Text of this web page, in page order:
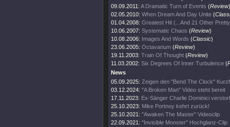
09.09.2011: A Dramatic Turn of Events (Review)
02.05.2010: When Dream And Day Unite (
01.04.2008: Greatest Hit (...And 21 Other
10.06.2007: Systematic Chaos (Review)
10.08.2006: Images And Words (Classic)
23.06.2005: Octavarium (Review)
19.11.2003: Train Of Thought (Review)
11.03.2002: Six Degrees Of Inner Turbulence (
News
05.09.2025: Zeigen den "Bend The Clock"
03.12.2024: "A Broken Man" Video steht bereit
17.11.2023: Ex-Sänger Charlie Dominici
25.10.2023: Mike Portnoy kehrt zurück!
25.10.2021: "Awaken The Master" Videoclip
22.09.2021: "Invisible Monster" Hochglanz-Clip